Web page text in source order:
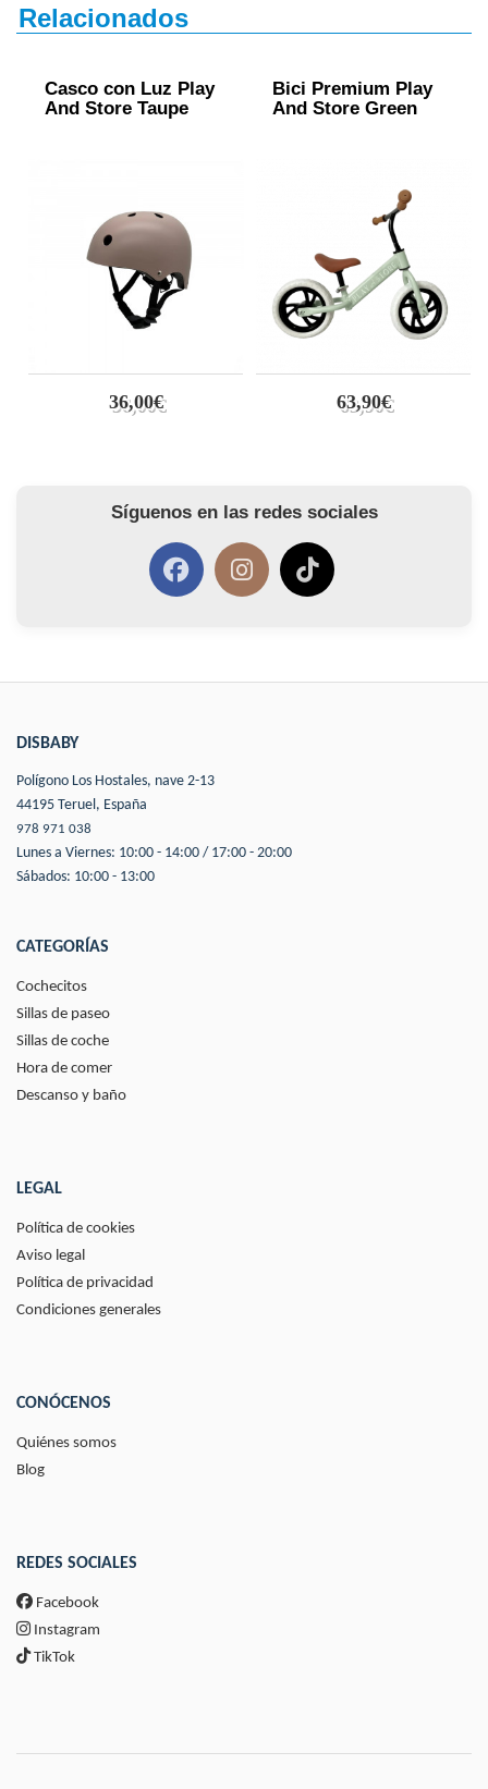
Relacionados
Casco con Luz Play
And Store Taupe
36,00€
Bici Premium Play
And Store Green
63,90€
Síguenos en las redes sociales
DISBABY
Polígono Los Hostales, nave 2-13
44195 Teruel, España
978 971 038
Lunes a Viernes: 10:00 - 14:00 / 17:00 - 20:00
Sábados: 10:00 - 13:00
CATEGORÍAS
Cochecitos
Sillas de paseo
Sillas de coche
Hora de comer
Descanso y baño
LEGAL
Política de cookies
Aviso legal
Política de privacidad
Condiciones generales
CONÓCENOS
Quiénes somos
Blog
REDES SOCIALES
Facebook
Instagram
TikTok